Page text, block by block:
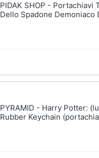
PIDAK SHOP - Portachiavi
Dello Spadone Demoniaco
PYRAMID - Harry Potter:
Rubber Keychain